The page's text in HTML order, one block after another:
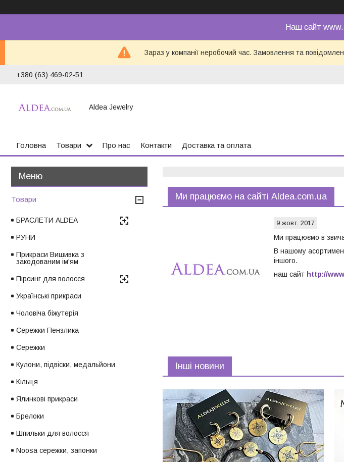
Наш сайт
Зараз у компанії неробочий час. Замовлення та
+380 (63) 469-02-51
Aldea Jewelry
Головна Товари Про нас Контакти Доставка та оплата
Ми працюємо на сайті Aldea.com.ua
9 жовт. 2017
Ми працюємо в
В нашому
іншого.
наш сайт http://
Інші новини
Товари
БРАСЛЕТИ ALDEA
РУНИ
Прикраси Вишивка з
закодованим ім'ям
Пірсинг для волосся
Українські прикраси
Чоловіча біжутерія
Сережки Пензлика
Сережки
Кулони, підвіски, медальйони
Кільця
Ялинкові прикраси
Брелоки
Шпильки для волосся
Noosa сережки, запонки